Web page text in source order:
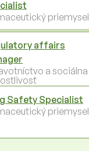
priemysel
affairs
a sociálna
Safety Specialist
priemysel